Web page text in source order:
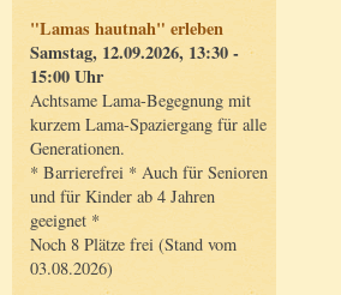
"Lamas hautnah" erleben
Samstag, 12.09.2026, 13:30 -
15:00 Uhr
Achtsame Lama-Begegnung mit
kurzem Lama-Spaziergang für alle
Generationen.
* Barrierefrei * Auch für Senioren
und für Kinder ab 4 Jahren
geeignet *
Noch 8 Plätze frei (Stand vom
03.08.2026)